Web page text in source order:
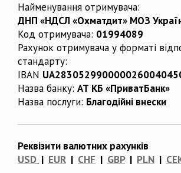
Найменування отримувача:
ДНП «НДСЛ «Охматдит» МОЗ
Код отримувача: 01994089
Рахунок отримувача у форматі
стандарту:
IBAN
Назва банку: АТ КБ «ПриватБанк»
Назва послуги: Благодійні внески
Реквізити валютних рахунків
USD | EUR | CHF | GBP| PLN |